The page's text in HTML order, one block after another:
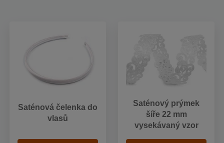
Saténová čelenka do
vlasů
Saténový prýmek
šíře 22 mm
vysekávaný vzor